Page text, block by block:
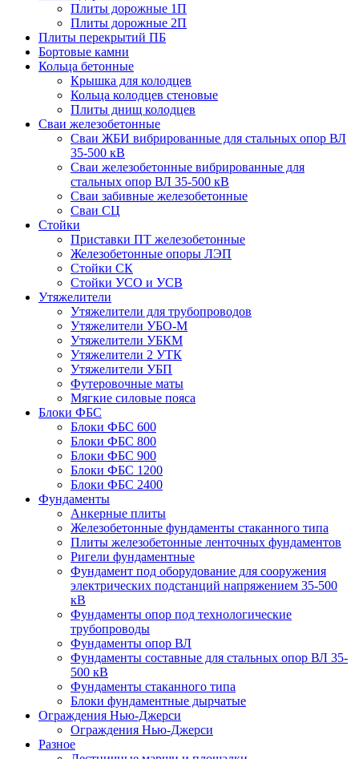
Плиты дорожные 1П
Плиты дорожные 2П
Плиты перекрытий ПБ
Бортовые камни
Кольца бетонные
Крышка для колодцев
Кольца колодцев стеновые
Плиты днищ колодцев
Сваи железобетонные
Сваи ЖБИ вибрированные для стальных опор ВЛ
35-500 кВ
Сваи железобетонные вибрированные для
стальных опор ВЛ 35-500 кВ
Сваи забивные железобетонные
Сваи СЦ
Стойки
Приставки ПТ железобетонные
Железобетонные опоры ЛЭП
Стойки СК
Стойки УСО и УСВ
Утяжелители
Утяжелители для трубопроводов
Утяжелители УБО-М
Утяжелители УБКМ
Утяжелители 2 УТК
Утяжелители УБП
Футеровочные маты
Мягкие силовые пояса
Блоки ФБС
Блоки ФБС 600
Блоки ФБС 800
Блоки ФБС 900
Блоки ФБС 1200
Блоки ФБС 2400
Фундаменты
Анкерные плиты
Железобетонные фундаменты стаканного типа
Плиты железобетонные ленточных фундаментов
Ригели фундаментные
Фундамент под оборудование для сооружения
электрических подстанций напряжением 35-500
кВ
Фундаменты опор под технологические
трубопроводы
Фундаменты опор ВЛ
Фундаменты составные для стальных опор ВЛ 35-
500 кВ
Фундаменты стаканного типа
Блоки фундаментные дырчатые
Ограждения Нью-Джерси
Ограждения Нью-Джерси
Разное